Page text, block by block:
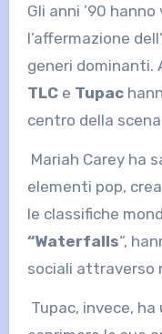
Gli anni ’90
l’affermazione
generi dominanti.
TLCe Tupac
centro della
Mariah Carey ha
elementi pop,
le classifiche
“Waterfalls“,
sociali attraverso
Tupac, invece,